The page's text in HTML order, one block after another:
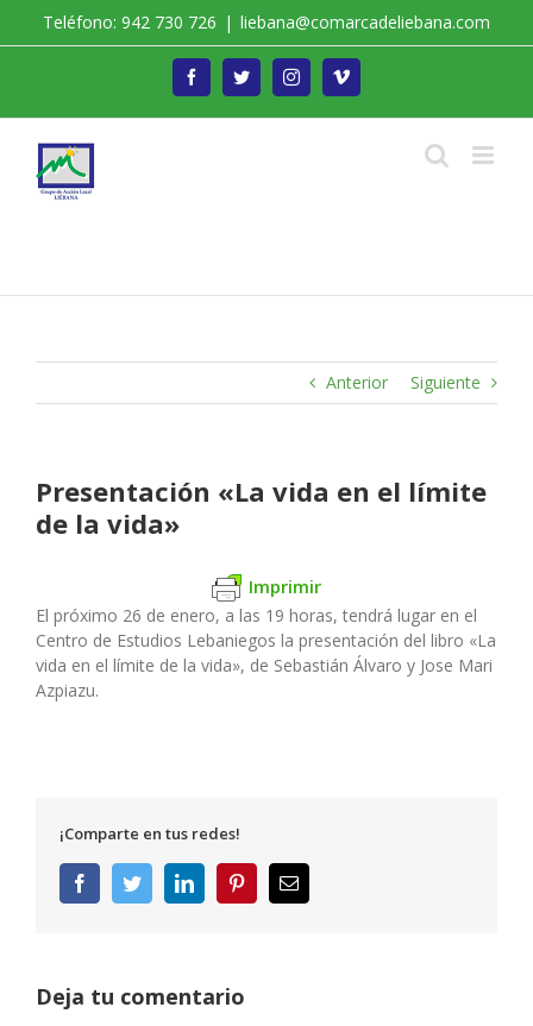
Teléfono: 942 730 726 | liebana@comarcadeliebana.com
FacebookTwitterInstagramVimeo
Anterior Siguiente
Presentación «La vida en el límite
de la vida»
Imprimir
El próximo 26 de enero, a las 19 horas, tendrá lugar en el
Centro de Estudios Lebaniegos la presentación del libro «La
vida en el límite de la vida», de Sebastián Álvaro y Jose Mari
Azpiazu.
¡Comparte en tus redes!
FacebookTwitterLinkedInPinterestCorreo
electrónico
Deja tu comentario